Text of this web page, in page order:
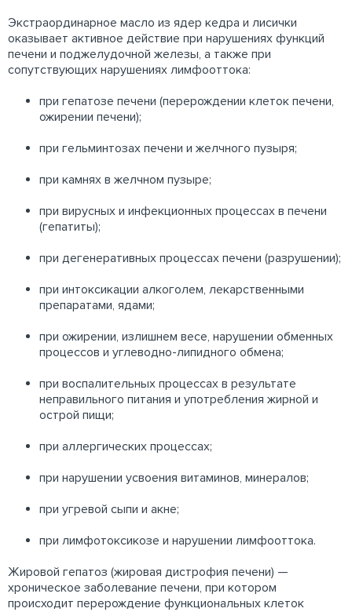
Экстраординарное масло из ядер кедра и лисички
оказывает активное действие при нарушениях функций
печени и поджелудочной железы, а также при
сопутствующих нарушениях лимфооттока:
при гепатозе печени (перерождении клеток печени,
ожирении печени);
при гельминтозах печени и желчного пузыря;
при камнях в желчном пузыре;
при вирусных и инфекционных процессах в печени
(гепатиты);
при дегенеративных процессах печени (разрушении);
при интоксикации алкоголем, лекарственными
препаратами, ядами;
при ожирении, излишнем весе, нарушении обменных
процессов и углеводно-липидного обмена;
при воспалительных процессах в результате
неправильного питания и употребления жирной и
острой пищи;
при аллергических процессах;
при нарушении усвоения витаминов, минералов;
при угревой сыпи и акне;
при лимфотоксикозе и нарушении лимфооттока.
Жировой гепатоз (жировая дистрофия печени) —
хроническое заболевание печени, при котором
происходит перерождение функциональных клеток